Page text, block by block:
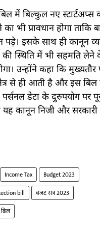
में बिल्कुल नए
भी प्रावधान होगा ताकि
इसके साथ ही कानून
स्थिति में भी सहमति
उन्होंने कहा कि
से ही आती है और इस
पर्सनल डेटा के दुरुपयोग पर
यह कानून निजी और सरकारी
Income Tax
Budget 2023
bill
बजट सत्र 2023
बिल